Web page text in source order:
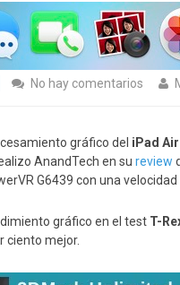
No hay comentarios
gráfico del iPad Air
AnandTech en su review
G6439 con una
gráfico en el test T-
ciento mejor.